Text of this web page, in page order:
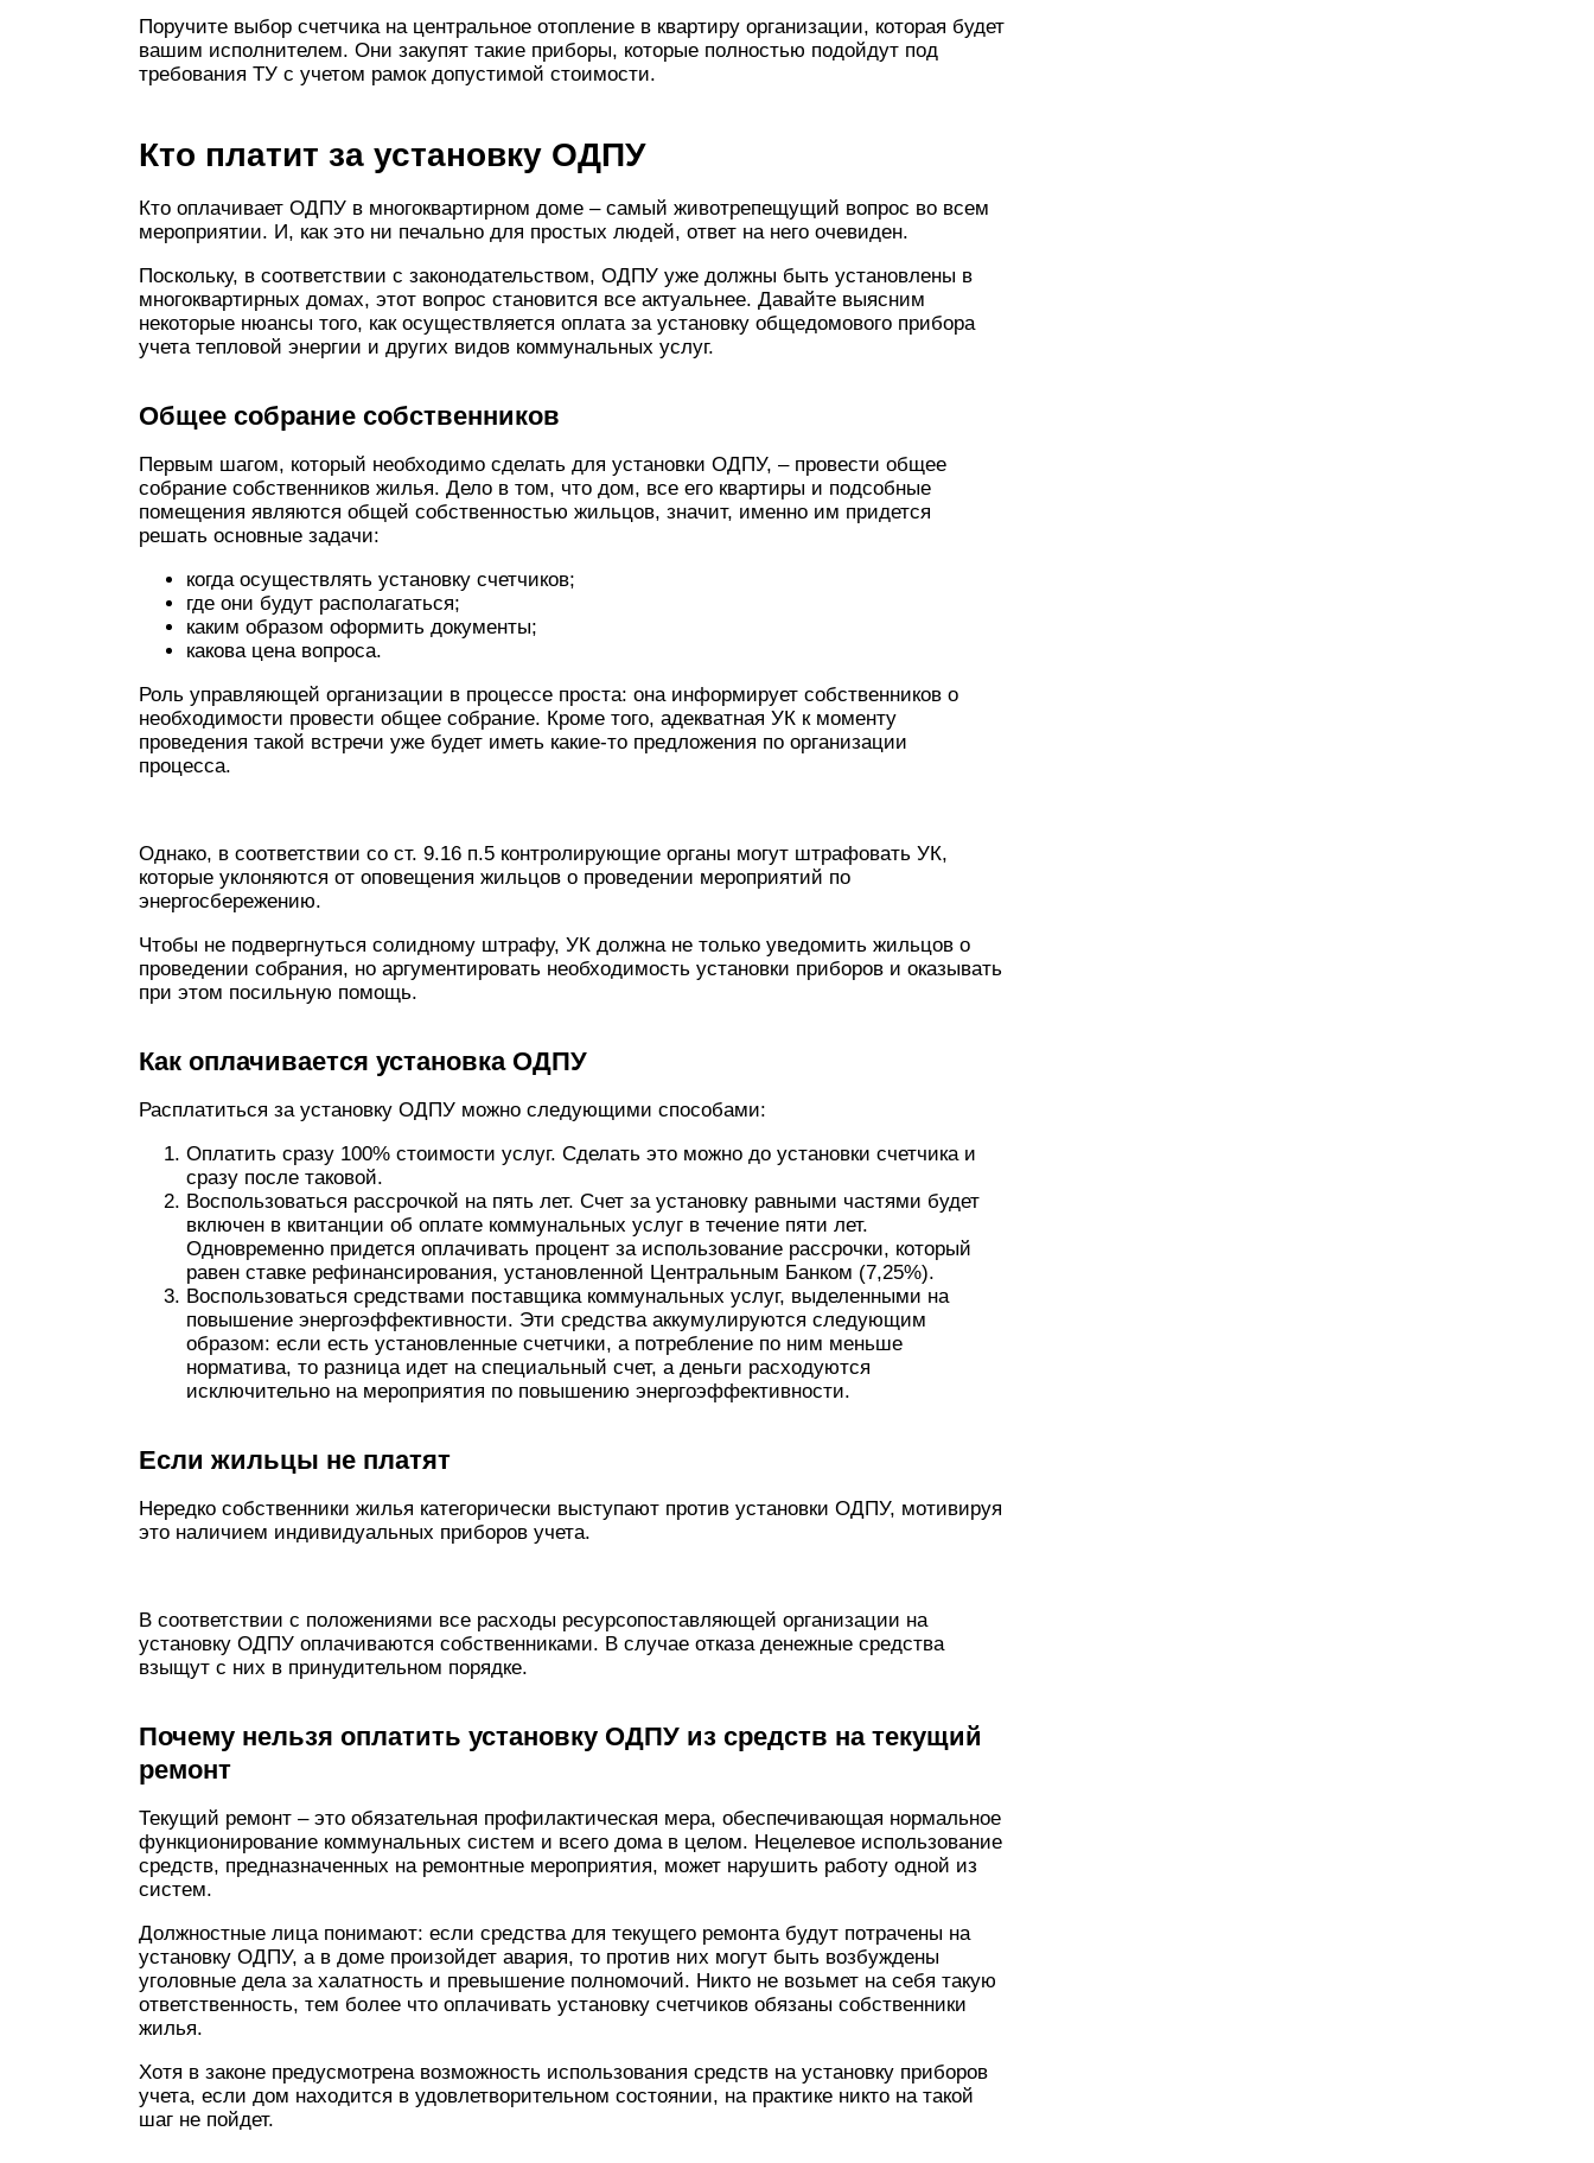
Поручите выбор счетчика на центральное отопление в квартиру организации, которая будет
вашим исполнителем. Они закупят такие приборы, которые полностью подойдут под
требования ТУ с учетом рамок допустимой стоимости.
Кто платит за установку ОДПУ
Кто оплачивает ОДПУ в многоквартирном доме – самый животрепещущий вопрос во всем
мероприятии. И, как это ни печально для простых людей, ответ на него очевиден.
Поскольку, в соответствии с законодательством, ОДПУ уже должны быть установлены в
многоквартирных домах, этот вопрос становится все актуальнее. Давайте выясним
некоторые нюансы того, как осуществляется оплата за установку общедомового прибора
учета тепловой энергии и других видов коммунальных услуг.
Общее собрание собственников
Первым шагом, который необходимо сделать для установки ОДПУ, – провести общее
собрание собственников жилья. Дело в том, что дом, все его квартиры и подсобные
помещения являются общей собственностью жильцов, значит, именно им придется
решать основные задачи:
когда осуществлять установку счетчиков;
где они будут располагаться;
каким образом оформить документы;
какова цена вопроса.
Роль управляющей организации в процессе проста: она информирует собственников о
необходимости провести общее собрание. Кроме того, адекватная УК к моменту
проведения такой встречи уже будет иметь какие-то предложения по организации
процесса.
Однако, в соответствии со ст. 9.16 п.5 контролирующие органы могут штрафовать УК,
которые уклоняются от оповещения жильцов о проведении мероприятий по
энергосбережению.
Чтобы не подвергнуться солидному штрафу, УК должна не только уведомить жильцов о
проведении собрания, но аргументировать необходимость установки приборов и оказывать
при этом посильную помощь.
Как оплачивается установка ОДПУ
Расплатиться за установку ОДПУ можно следующими способами:
Оплатить сразу 100% стоимости услуг. Сделать это можно до установки счетчика и
сразу после таковой.
Воспользоваться рассрочкой на пять лет. Счет за установку равными частями будет
включен в квитанции об оплате коммунальных услуг в течение пяти лет.
Одновременно придется оплачивать процент за использование рассрочки, который
равен ставке рефинансирования, установленной Центральным Банком (7,25%).
Воспользоваться средствами поставщика коммунальных услуг, выделенными на
повышение энергоэффективности. Эти средства аккумулируются следующим
образом: если есть установленные счетчики, а потребление по ним меньше
норматива, то разница идет на специальный счет, а деньги расходуются
исключительно на мероприятия по повышению энергоэффективности.
Если жильцы не платят
Нередко собственники жилья категорически выступают против установки ОДПУ, мотивируя
это наличием индивидуальных приборов учета.
В соответствии с положениями все расходы ресурсопоставляющей организации на
установку ОДПУ оплачиваются собственниками. В случае отказа денежные средства
взыщут с них в принудительном порядке.
Почему нельзя оплатить установку ОДПУ из средств на текущий
ремонт
Текущий ремонт – это обязательная профилактическая мера, обеспечивающая нормальное
функционирование коммунальных систем и всего дома в целом. Нецелевое использование
средств, предназначенных на ремонтные мероприятия, может нарушить работу одной из
систем.
Должностные лица понимают: если средства для текущего ремонта будут потрачены на
установку ОДПУ, а в доме произойдет авария, то против них могут быть возбуждены
уголовные дела за халатность и превышение полномочий. Никто не возьмет на себя такую
ответственность, тем более что оплачивать установку счетчиков обязаны собственники
жилья.
Хотя в законе предусмотрена возможность использования средств на установку приборов
учета, если дом находится в удовлетворительном состоянии, на практике никто на такой
шаг не пойдет.